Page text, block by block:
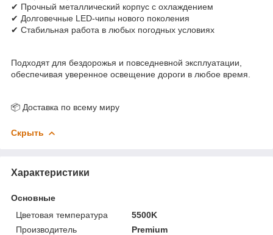
✔ Прочный металлический корпус с охлаждением
✔ Долговечные LED-чипы нового поколения
✔ Стабильная работа в любых погодных условиях
Подходят для бездорожья и повседневной эксплуатации,
обеспечивая уверенное освещение дороги в любое время.
📦 Доставка по всему миру
Скрыть
Характеристики
Основные
Цветовая температура
5500K
Производитель
Premium